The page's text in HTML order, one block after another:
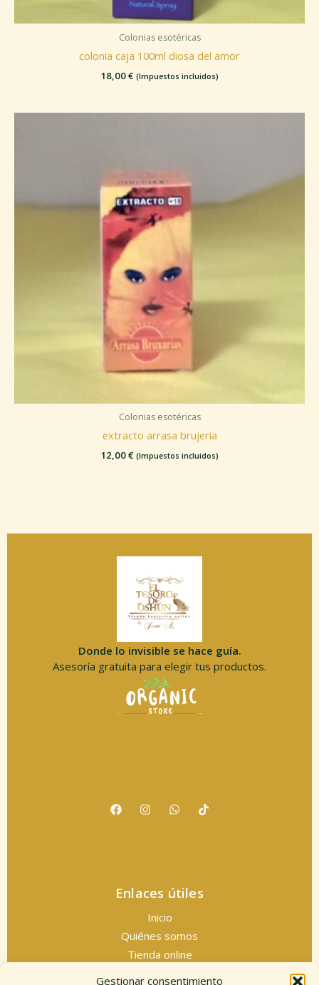
Gestionar consentimiento
Colonias esotéricas
colonia caja 100ml diosa del amor
18,00€ (Impuestos incluidos)
Colonias esotéricas
extracto arrasa brujeria
12,00€ (Impuestos incluidos)
Donde lo invisible se hace guía.
Asesoría gratuita para elegir tus productos.
Enlaces útiles
Inicio
Quiénes somos
Tienda online